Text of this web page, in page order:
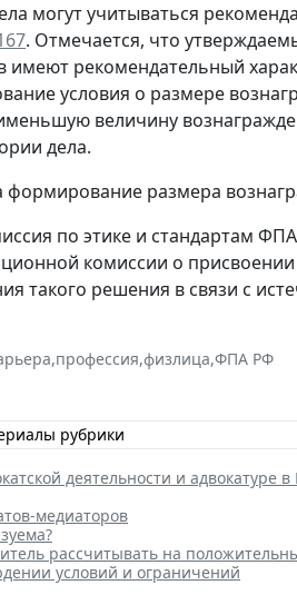
могут учитываться
. Отмечается, что
имеют рекомендательный
условия о размере
величину
дела.
размера
по этике и стандартам
комиссии о присвоении
такого решения в связи с
,профессия,физлица,ФПА РФ
рубрики
деятельности и адвокатуре
медиаторов
рассчитывать на
условий и ограничений